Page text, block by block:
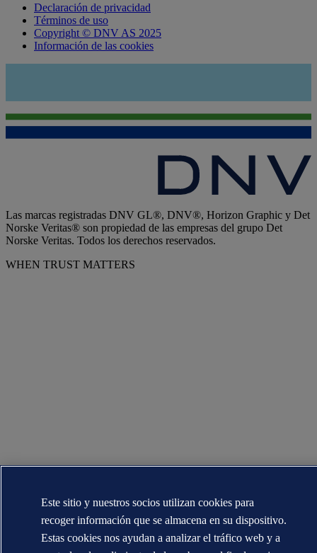
Declaración de privacidad
Términos de uso
Copyright © DNV AS 2025
Información de las cookies
Las marcas registradas DNV GL®, DNV®, Horizon Graphic y Det
Norske Veritas® son propiedad de las empresas del grupo Det
Norske Veritas. Todos los derechos reservados.
WHEN TRUST MATTERS
Este sitio y nuestros socios utilizan cookies para
recoger información que se almacena en su dispositivo.
Estas cookies nos ayudan a analizar el tráfico web y a